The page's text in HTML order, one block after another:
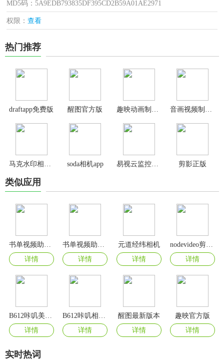
MD5码：5A9EDB793835DF395CD2B59A01AE2971
权限：查看
热门推荐
draftapp免费版 醒图官方版
soda相机app 易视云监控摄像头手机版 剪影正版
类似应用
详情
详情
元道经纬相机
详情
详情
详情
详情
醒图最新版本
详情
趣映官方版
详情
实时热词